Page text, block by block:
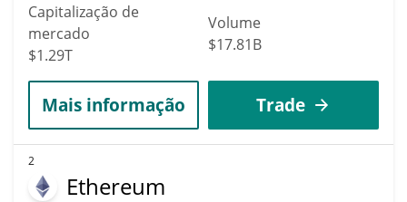
Capitalização de
mercado
$1.29T
Volume
$17.81B
Mais informação Trade
2
Ethereum